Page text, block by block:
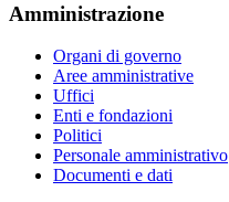
Amministrazione
Organi di governo
Aree amministrative
Uffici
Enti e fondazioni
Politici
Personale amministrativo
Documenti e dati